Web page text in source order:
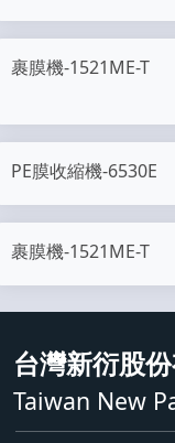
裹膜機-1521ME-T
PE膜收縮機-6530E
裹膜機-1521ME-T
台灣新衍股
Taiwan New